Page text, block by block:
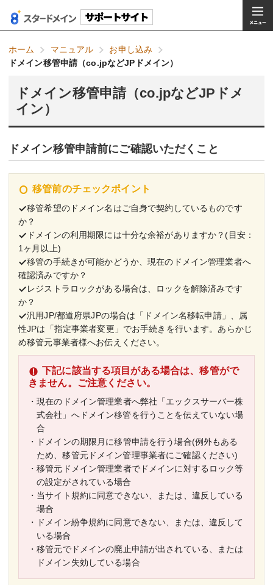
ホーム マニュアル
お申し込み
ドメイン移管申請（co.jpなどJPドメイン）
ドメイン移管申請（co.jpなどJPドメ
イン）
ドメイン移管申請前にご確認いただくこと
移管前のチェックポイント
移管希望のドメイン名はご自身で契約しているものです
か？
ドメインの利用期限には十分な余裕がありますか？(目安：
1ヶ月以上)
移管の手続きが可能かどうか、現在のドメイン管理業者へ
確認済みですか？
レジストラロックがある場合は、ロックを解除済みです
か？
汎用JP/都道府県JPの場合は「ドメイン名移転申請」、属
性JPは「指定事業者変更」でお手続きを行います。あらかじ
め移管元事業者様へお伝えください。
下記に該当する項目がある場合は、移管がで
きません。ご注意ください。
・現在のドメイン管理業者へ弊社「エックスサーバー株
式会社」へドメイン移管を行うことを伝えていない場
合
・ドメインの期限月に移管申請を行う場合(例外もある
ため、移管元ドメイン管理事業者にご確認ください)
・移管元ドメイン管理業者でドメインに対するロック等
の設定がされている場合
・当サイト規約に同意できない、または、違反している
場合
・ドメイン紛争規約に同意できない、または、違反して
いる場合
・移管元でドメインの廃止申請が出されている、または
ドメイン失効している場合